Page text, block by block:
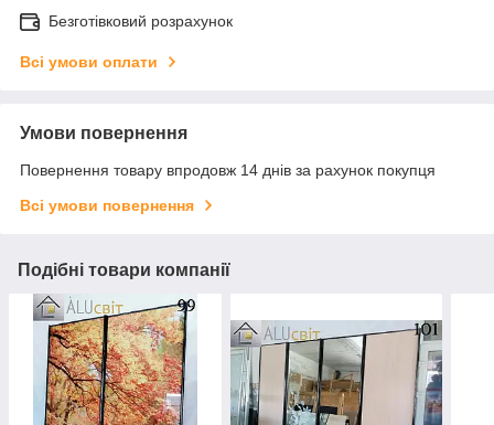
Безготівковий розрахунок
Всі умови оплати
Умови повернення
Повернення товару впродовж 14 днів за рахунок покупця
Всі умови повернення
Подібні товари компанії